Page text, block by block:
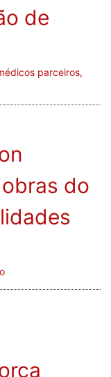
de
parceiros,
do